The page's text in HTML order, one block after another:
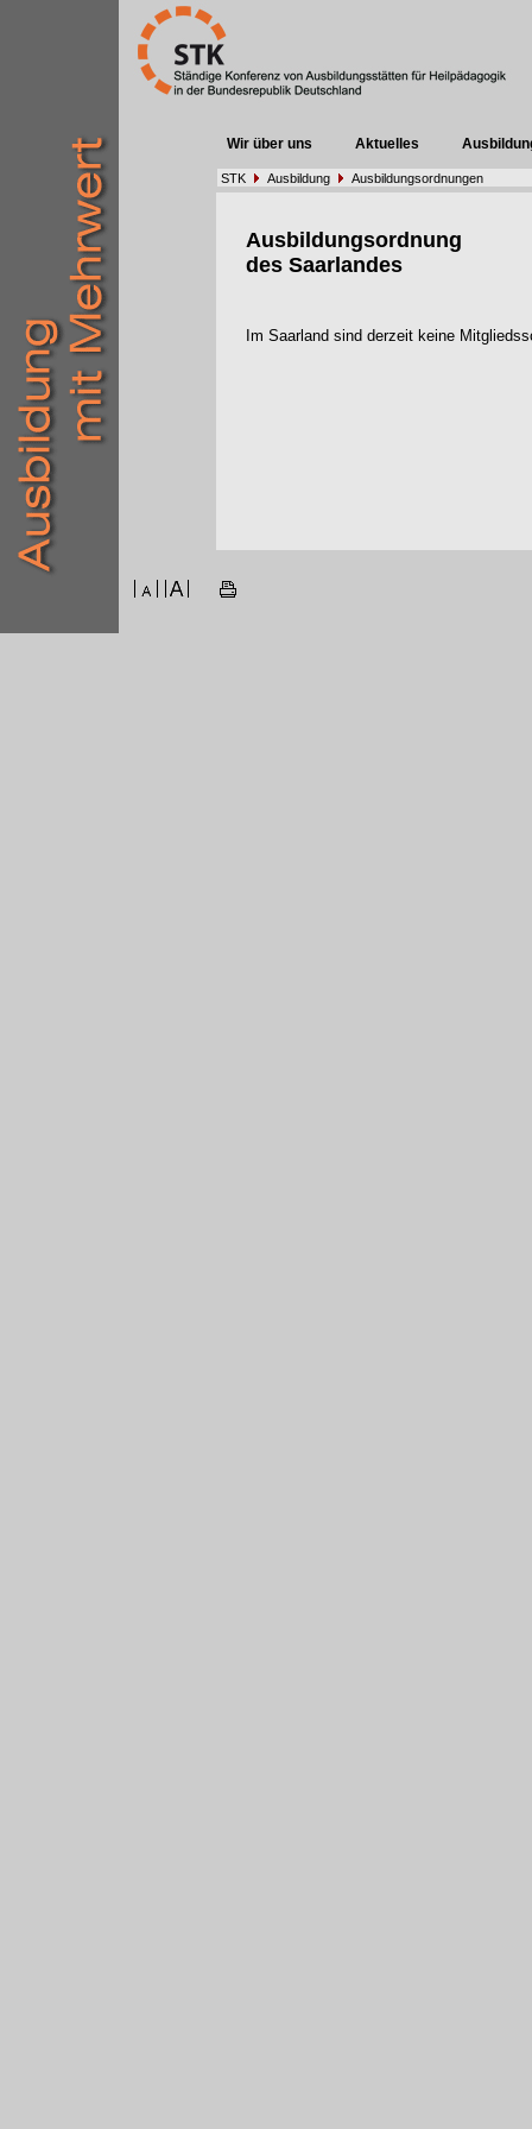
Wir über uns Aktuelles
STK Ausbildung Ausbildungsordnungen
Ausbildungsordnung
des Saarlandes
Im Saarland sind derzeit keine